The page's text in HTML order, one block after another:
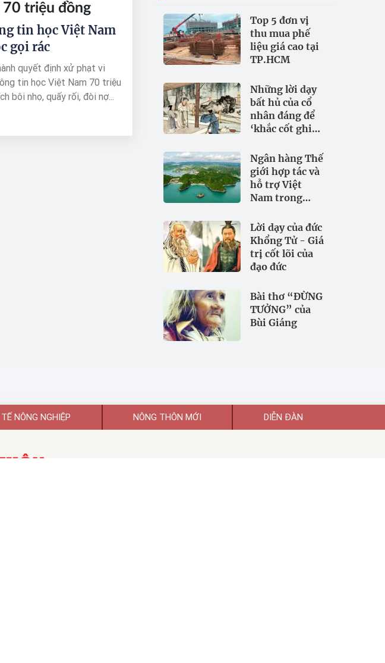
70 triệu đồng
tin học Việt Nam
gọi rác
quyết định xử phạt vi
tin học Việt Nam 70 triệu
bôi nhọ, quấy rối, đòi nợ...
Top 5 đơn vị
thu mua phế
liệu giá cao tại
TP.HCM
Những lời dạy
bất hủ của cổ
nhân đáng để
‘khắc cốt ghi
Ngân hàng Thế
giới hợp tác và
hỗ trợ Việt
Nam trong
ninh nguồn
nước
Lời dạy của đức
Khổng Tử - Giá
trị cốt lõi của
đạo đức
Bài thơ “ĐỪNG
TƯỞNG” của
Bùi Giáng
NÔNG NGHIỆP NÔNG THÔN MỚI DIỄN ĐÀN